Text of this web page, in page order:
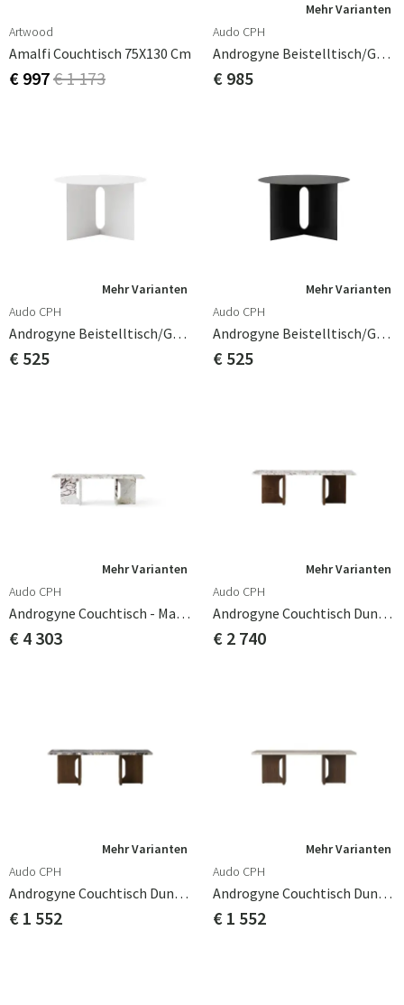
Artwood
Amalfi Couchtisch 75X130 Cm
€ 997€ 1 173
Mehr Varianten
Audo CPH
Androgyne Beistelltisch/Gestell Aus Gebürstetem Stahl - Ø63 Cm
€ 985
Mehr Varianten
Audo CPH
Androgyne Beistelltisch/Gestell, Elfenbeinfarbener Stahl – Ø 63 Cm
€ 525
Mehr Varianten
Audo CPH
Androgyne Beistelltisch/Gestell, Schwarzer Stahl, Ø 63 Cm
€ 525
Mehr Varianten
Audo CPH
Androgyne Couchtisch - Marmor Calacatta Viola
€ 4 303
Mehr Varianten
Audo CPH
Androgyne Couchtisch Dunkle Eiche/Calacatta Viola Marmor
€ 2 740
Mehr Varianten
Audo CPH
Androgyne Couchtisch Dunkle Eiche/Grauer Galaxy Marmor
€ 1 552
Mehr Varianten
Audo CPH
Androgyne Couchtisch Dunkle Eiche/Stein Kunis Breccia
€ 1 552